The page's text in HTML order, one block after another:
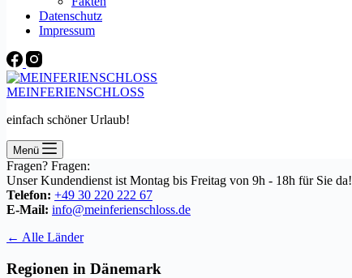
Datenschutz
Impressum
MEINFERIENSCHLOSS
einfach schöner Urlaub!
Menü
Fragen? Fragen:
Unser Kundendienst ist Montag bis Freitag von 9h - 18h für Sie da!
Telefon: +49 30 220 222 67
E-Mail: info@meinferienschloss.de
← Alle Länder
Regionen in Dänemark